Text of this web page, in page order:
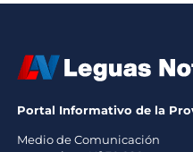
Portal Informativo de la
Medio de Comunicación